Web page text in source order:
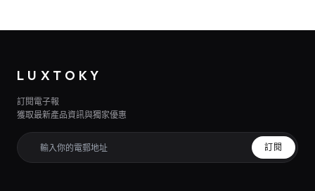
LUXTOKY
訂閱電子報
獲取最新產品資訊與獨家優惠
訂閱